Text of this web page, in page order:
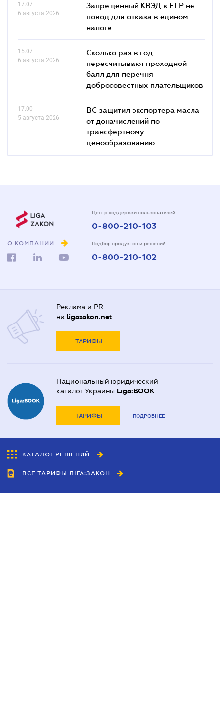
17.07
6 августа 2026
Запрещенный КВЭД в ЕГР не
повод для отказа в едином
налоге
15.07
6 августа 2026
Сколько раз в год
пересчитывают проходной
балл для перечня
добросовестных плательщиков
17.00
5 августа 2026
ВС защитил экспортера масла
от доначислений по
трансфертному
ценообразованию
О КОМПАНИИ
Центр поддержки пользователей
0-800-210-103
Подбор продуктов и решений
0-800-210-102
Реклама и PR
на ligazakon.net
ТАРИФЫ
Национальный юридический
каталог Украины Liga:BOOK
ТАРИФЫ ПОДРОБНЕЕ
КАТАЛОГ РЕШЕНИЙ
ВСЕ ТАРИФЫ ЛІГА:ЗАКОН